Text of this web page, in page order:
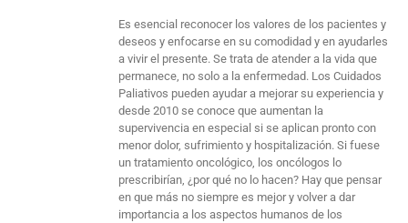
Es esencial reconocer los valores de los pacientes y
deseos y enfocarse en su comodidad y en ayudarles
a vivir el presente. Se trata de atender a la vida que
permanece, no solo a la enfermedad. Los Cuidados
Paliativos pueden ayudar a mejorar su experiencia y
desde 2010 se conoce que aumentan la
supervivencia en especial si se aplican pronto con
menor dolor, sufrimiento y hospitalización. Si fuese
un tratamiento oncológico, los oncólogos lo
prescribirían, ¿por qué no lo hacen? Hay que pensar
en que más no siempre es mejor y volver a dar
importancia a los aspectos humanos de los